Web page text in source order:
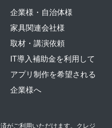
企業様・自治体様
家具関連会社様
取材・講演依頼
IT導入補助金を利用して
アプリ制作を希望される
企業様へ
がご利用いただけます。クレジ